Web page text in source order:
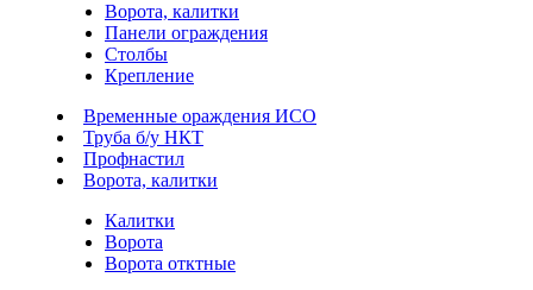
Ворота, калитки
Панели ограждения
Столбы
Крепление
Временные ораждения ИСО
Труба б/у НКТ
Профнастил
Ворота, калитки
Калитки
Ворота
Ворота отктные